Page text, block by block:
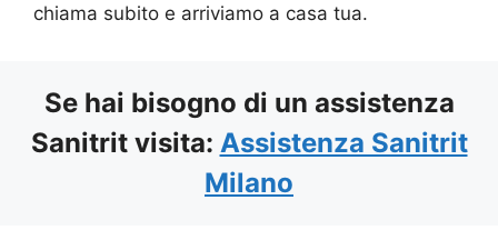
chiama subito e arriviamo a casa tua.
Se hai bisogno di un assistenza
Sanitrit visita: Assistenza Sanitrit
Milano